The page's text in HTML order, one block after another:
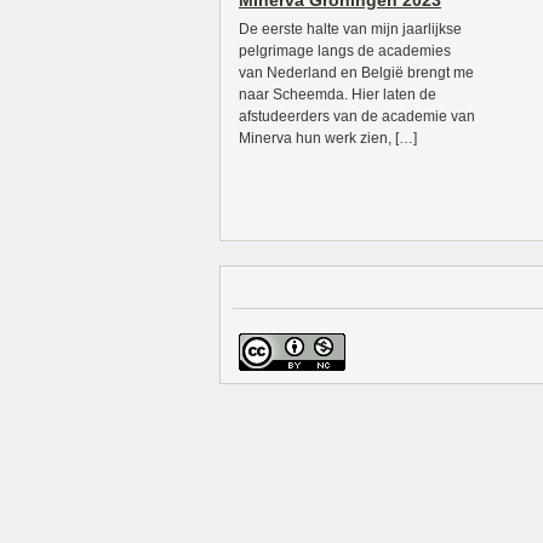
De eerste halte van mijn jaarlijkse
pelgrimage langs de academies
van Nederland en België brengt me
naar Scheemda. Hier laten de
afstudeerders van de academie van
Minerva hun werk zien, […]